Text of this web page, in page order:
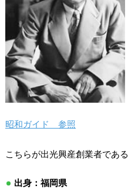
昭和ガイド 参照
こちらが出光興産創業者である
出身：福岡県